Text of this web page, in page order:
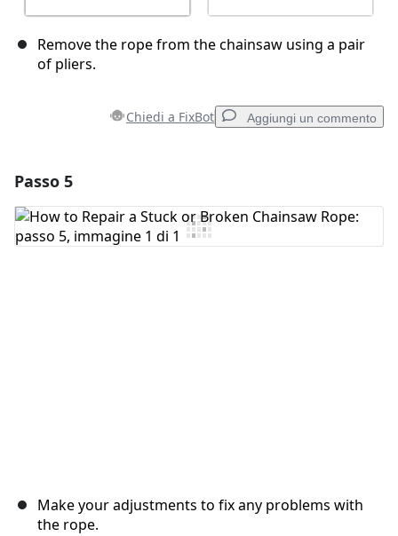
Remove the rope from the chainsaw using a pair
of pliers.
Chiedi a FixBot Aggiungi un commento
Aggiungi Commento
Passo 5
Make your adjustments to fix any problems with
the rope.